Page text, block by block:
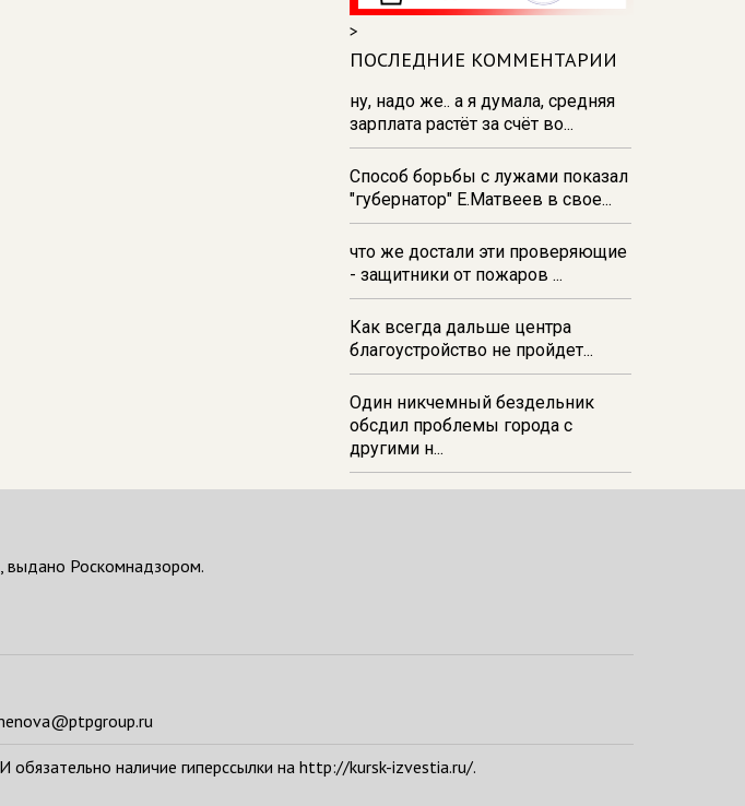
камеры ПДД на превышение
скорости
16:55В Курске жителя
Тюменской области осудили за
незаконную перевозку
взрывчатки
16:47В Курске капремонт дорог
выполнен на 54%
>
ПОСЛЕДНИЕ КОММЕНТАРИИ
ну, надо же.. а я думала, средняя
зарплата растёт за счёт во...
Способ борьбы с лужами показал
"губернатор" Е.Матвеев в свое...
что же достали эти проверяющие
- защитники от пожаров ...
Как всегда дальше центра
благоустройство не пройдет...
Один никчемный бездельник
обсдил проблемы города с
другими н...
Роскомнадзором.
обязательно наличие гиперссылки на http://kursk-izvestia.ru/.